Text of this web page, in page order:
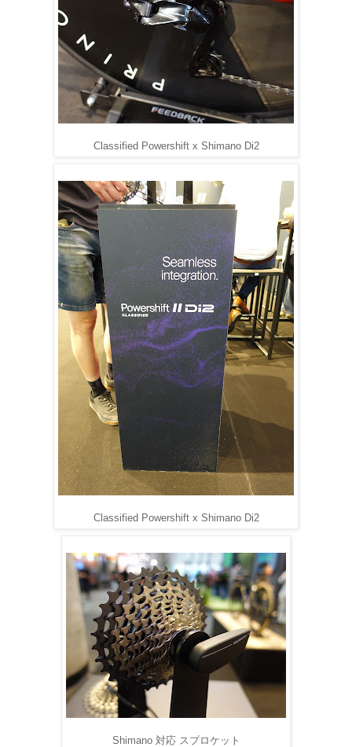
Classified Powershift x Shimano Di2
Classified Powershift x Shimano Di2
Shimano 対応 スプロケット